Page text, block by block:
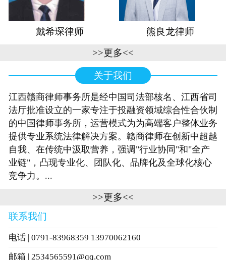
戴希琛律师 熊良龙律师
>>更多<<
关于我们
江西赣商律师事务所是经中国司法部核名、江西省司
法厅批准设立的一家专注于投融资领域综合性合伙制
的中国律师事务所，运营模式为为高端客户整体业务
提供专业系统法律解决方案。赣商律师在创新中超越
自我、在传统中汲取营养，强调"行业协同"和"全产
业链"，凸现专业化、团队化、品牌化及全球化核心
竞争力。...
>>更多<<
联系我们
电话 | 0791-83968359 13970062160
邮箱 | 2534565591@qq.com